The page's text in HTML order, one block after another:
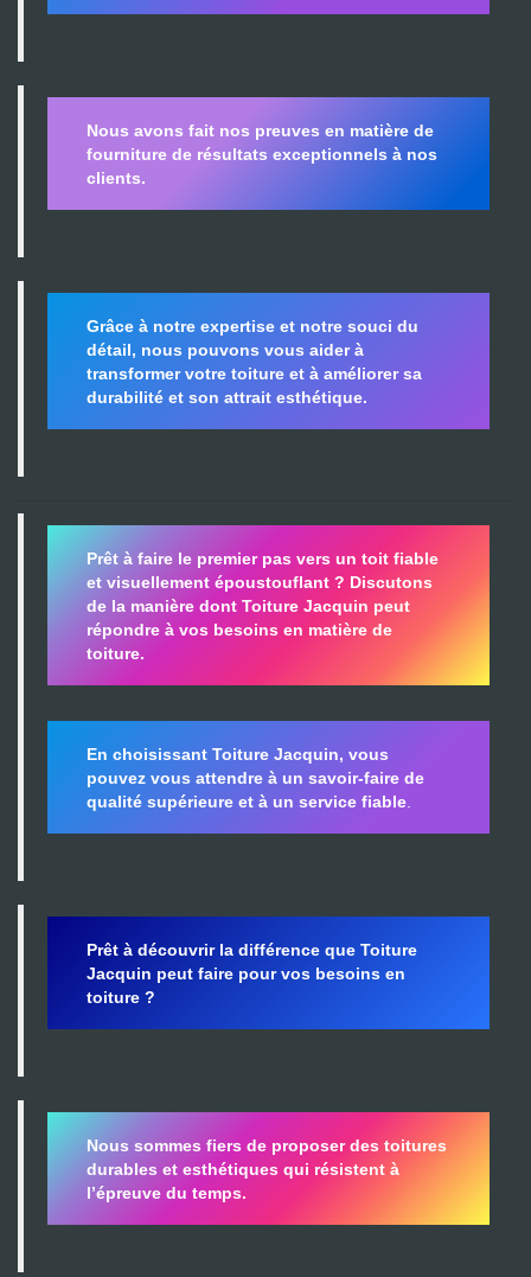
Nous avons fait nos preuves en matière de
fourniture de résultats exceptionnels à nos
clients.
Grâce à notre expertise et notre souci du
détail, nous pouvons vous aider à
transformer votre toiture et à améliorer sa
durabilité et son attrait esthétique.
Prêt à faire le premier pas vers un toit fiable
et visuellement époustouflant ? Discutons
de la manière dont Toiture Jacquin peut
répondre à vos besoins en matière de
toiture.
En choisissant Toiture Jacquin, vous
pouvez vous attendre à un savoir-faire de
qualité supérieure et à un service fiable
Prêt à découvrir la différence que Toiture
Jacquin peut faire pour vos besoins en
toiture ?
Nous sommes fiers de proposer des toitures
durables et esthétiques qui résistent à
l’épreuve du temps.